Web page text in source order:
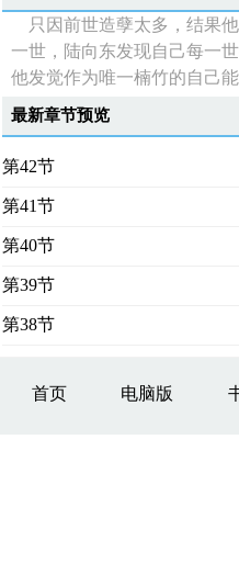
只因前世造孽太多，结果
一世，陆向东发现自己每一
他发觉作为唯一楠竹的自己
最新章节预览
第42节
第41节
第40节
第39节
第38节
首页 电脑版